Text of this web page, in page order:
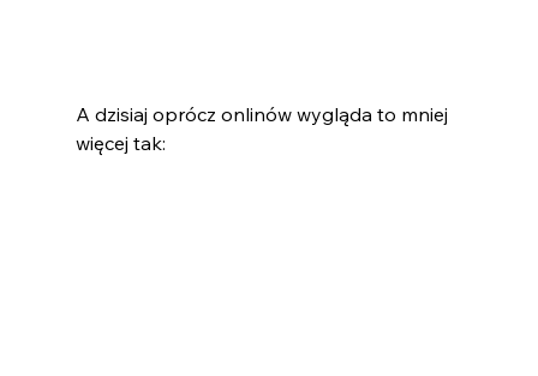
A dzisiaj oprócz onlinów wygląda to mniej
więcej tak: